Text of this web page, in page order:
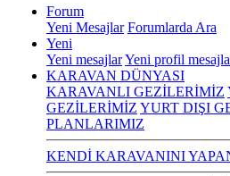
Forum
Yeni Mesajlar Forumlarda Ara
Yeni
Yeni mesajlarYeni profil
KARAVAN DÜNYASI
KARAVANLI GEZİLERİMİZ
GEZİLERİMİZ YURT DIŞI
PLANLARIMIZ
KENDİ KARAVANINI